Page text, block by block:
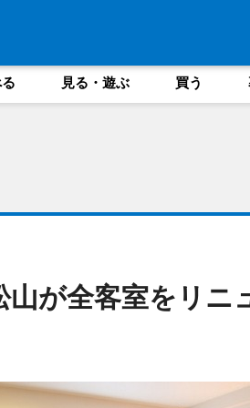
見る・遊ぶ 買う
が全客室をリニ